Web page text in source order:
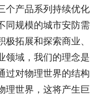
个产品系列持续优化
同规模的城市安防需
拓展和探索商业、
领域，我们的理念是
过对物理世界的结构
理世界，这将产生巨